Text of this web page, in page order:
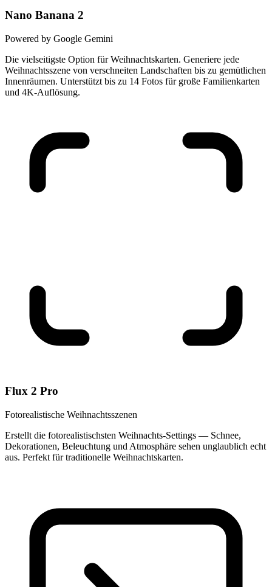
Nano Banana 2
Powered by Google Gemini
Die vielseitigste Option für Weihnachtskarten. Generiere jede
Weihnachtsszene von verschneiten Landschaften bis zu gemütlichen
Innenräumen. Unterstützt bis zu 14 Fotos für große Familienkarten
und 4K-Auflösung.
Flux 2 Pro
Fotorealistische Weihnachtsszenen
Erstellt die fotorealistischsten Weihnachts-Settings — Schnee,
Dekorationen, Beleuchtung und Atmosphäre sehen unglaublich echt
aus. Perfekt für traditionelle Weihnachtskarten.